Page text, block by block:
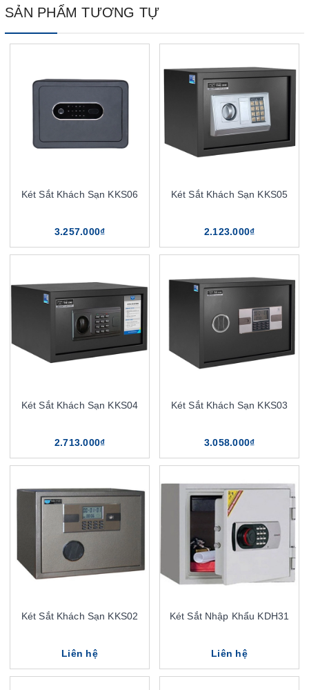
SẢN PHẨM TƯƠNG TỰ
Két Sắt Khách Sạn KKS06
3.257.000₫
Két Sắt Khách Sạn KKS05
2.123.000₫
Két Sắt Khách Sạn KKS04
2.713.000₫
Két Sắt Khách Sạn KKS03
3.058.000₫
Két Sắt Khách Sạn KKS02
Liên hệ
Két Sắt Nhập Khẩu KDH31
Liên hệ